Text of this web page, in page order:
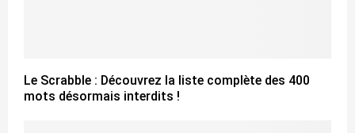
Le Scrabble : Découvrez la liste complète des 400
mots désormais interdits !